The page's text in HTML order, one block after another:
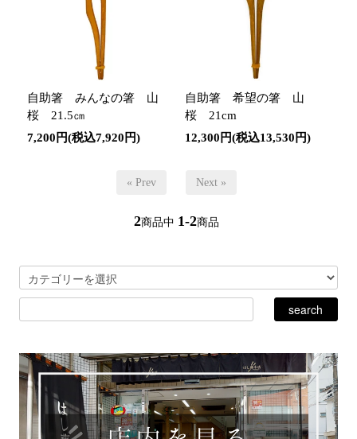
自助箸 みんなの箸 山
桜 21.5㎝
7,200円(税込7,920円)
自助箸 希望の箸 山
桜 21cm
12,300円(税込13,530円)
« Prev Next »
2商品中 1-2商品